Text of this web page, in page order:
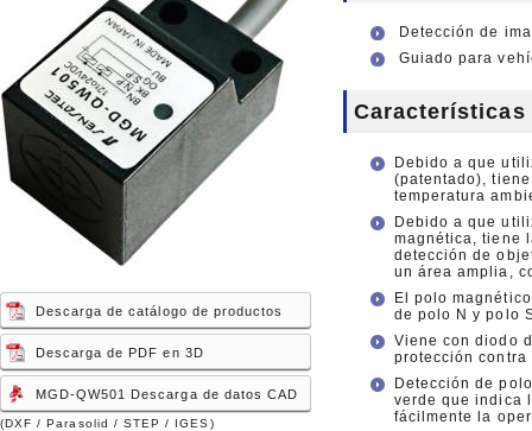
Descarga de catálogo de productos
Descarga de PDF en 3D
MGD-QW501 Descarga de datos CAD
(DXF / Parasolid / STEP / IGES)
Detección de
Guiado para
Características
Debido a que
(patentado),
temperatura
Debido a que
magnética, tiene
detección de
un área amplia,
El polo
de polo N y polo
Viene con diodo
protección
Detección de
verde que indica
fácilmente la